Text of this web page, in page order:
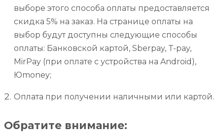
выборе этого способа оплаты предоставляется
скидка 5% на заказ. На странице оплаты на
выбор будут доступны следующие способы
оплаты: Банковской картой, Sberpay, T-pay,
MirPay (при оплате с устройства на Android),
Юmoney;
Оплата при получении наличными или картой.
Обратите внимание: